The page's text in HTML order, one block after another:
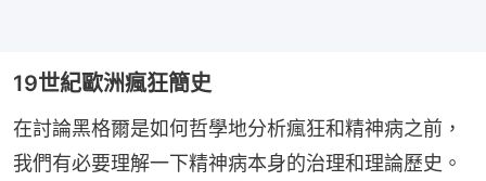
19世紀歐洲瘋狂簡史
在討論黑格爾是如何哲學地分析瘋狂和精神病之前，
我們有必要理解一下精神病本身的治理和理論歷史。